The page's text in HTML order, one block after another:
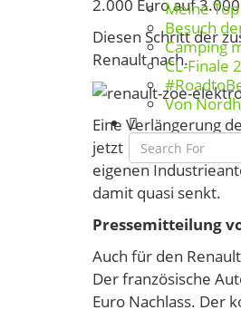
Meine
Besuch
Camping
CL-Finale
Von
Search
Icon
um
1.000
Euro
2.000 Euro auf
Diesen Schritt der
Renault nach.
Eine Verlängerung
jetzt 16.500 Euro für
eigenen
damit quasi senkt.
Pressemitteilung
Auch für den
Der französische
Euro Nachlass. Der